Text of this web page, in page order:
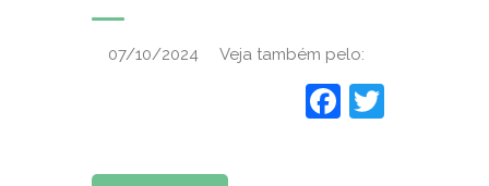
07/10/2024 Veja também pelo: